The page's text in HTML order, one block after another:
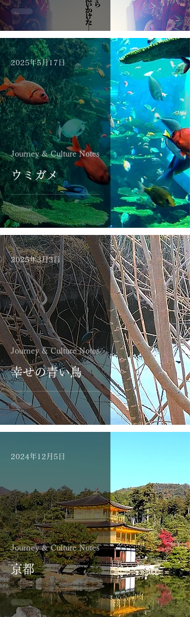
ウミガメ
Journey & Culture Notes
2025年5月17日
幸せの青い鳥
Journey & Culture Notes
2025年3月3日
京都
Journey & Culture Notes
2024年12月5日